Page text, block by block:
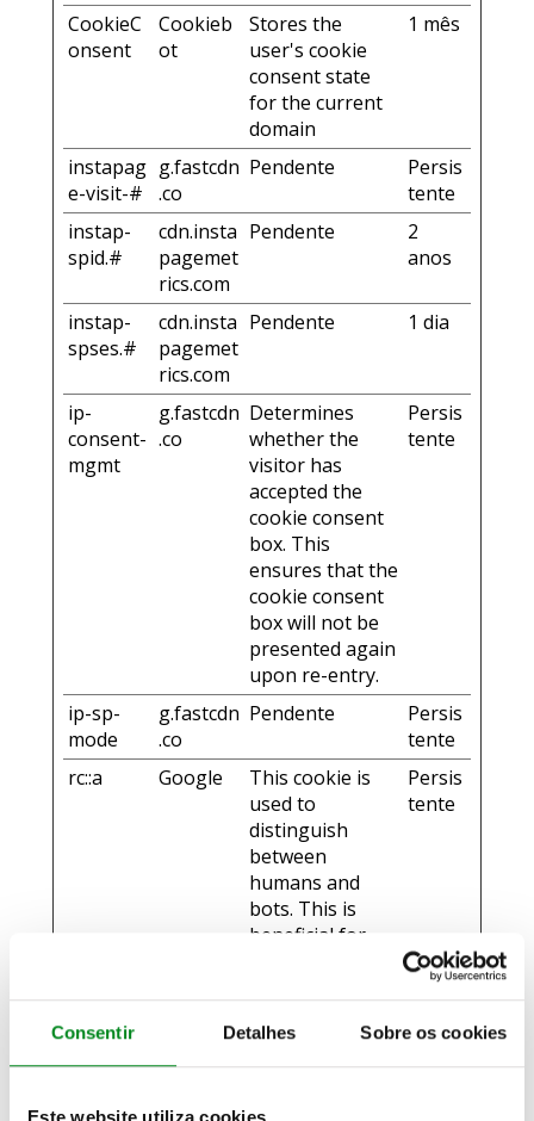
Consentir Detalhes Sobre os cookies
Este website utiliza cookies
CookieC
onsent
Cookieb
ot
Stores the
user's cookie
consent state
for the current
domain
1 mês
instapag
e-visit-#
g.fastcdn
.co
Pendente
Persis
tente
instap-
spid.#
cdn.insta
pagemet
rics.com
Pendente
2
anos
instap-
spses.#
cdn.insta
pagemet
rics.com
Pendente 1 dia
ip-
consent-
mgmt
g.fastcdn
.co
Determines
whether the
visitor has
accepted the
cookie consent
box. This
ensures that the
cookie consent
box will not be
presented again
upon re-entry.
Persis
tente
ip-sp-
mode
g.fastcdn
.co
Pendente
Persis
tente
rc::a
Google
This cookie is
used to
distinguish
between
humans and
bots. This is
beneficial for
the use of their
website.
Persis
tente
rc::b Google